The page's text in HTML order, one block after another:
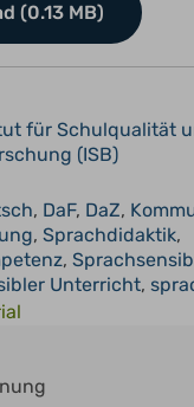
(0.13 MB)
für Schulqualität
(ISB)
, DaF, DaZ,
, Sprachdidaktik,
,
Unterricht,